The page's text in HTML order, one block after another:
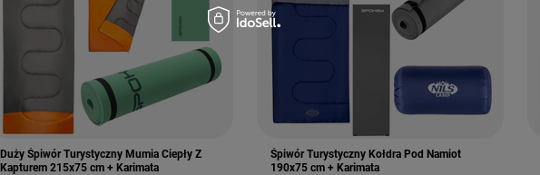
Duży Śpiwór Turystyczny Mumia Ciepły Z
Kapturem 215x75 cm + Karimata
Śpiwór Turystyczny Kołdra Pod Namiot
190x75 cm + Karimata